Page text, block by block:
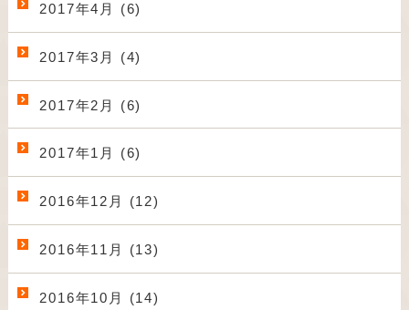
2017年4月 (6)
2017年3月 (4)
2017年2月 (6)
2017年1月 (6)
2016年12月 (12)
2016年11月 (13)
2016年10月 (14)